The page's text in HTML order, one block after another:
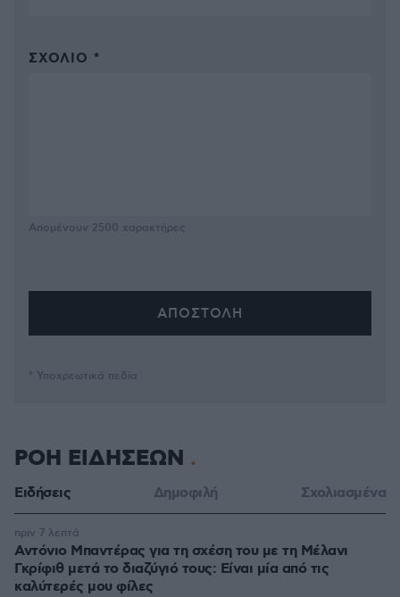
ΣΧΌΛΙΟ *
Απομένουν 2500 χαρακτήρες
* Υποχρεωτικά πεδία
ΡΟΗ ΕΙΔΗΣΕΩΝ
Ειδήσεις Δημοφιλή Σχολιασμένα
Αντόνιο Μπαντέρας για τη σχέση του με τη Μέλανι
Γκρίφιθ μετά το διαζύγιό τους: Είναι μία από τις
καλύτερές μου φίλες
πριν 7 λεπτά